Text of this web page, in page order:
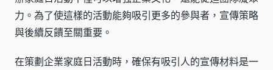
力。為了使這樣的活動能夠吸引更多的參與者，宣傳策略
與後續反饋至關重要。
在策劃企業家庭日活動時，確保有吸引人的宣傳材料是一